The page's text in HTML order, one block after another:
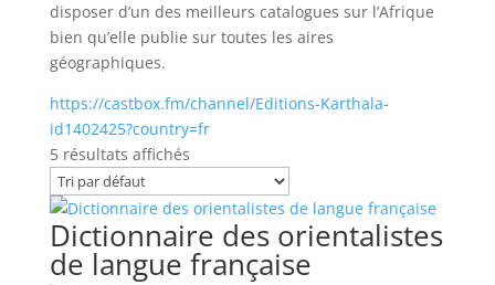
disposer d’un des meilleurs catalogues sur l’Afrique
bien qu’elle publie sur toutes les aires
géographiques.
https://castbox.fm/channel/Editions-Karthala-
id1402425?country=fr
5 résultats affichés
Dictionnaire des orientalistes
de langue française